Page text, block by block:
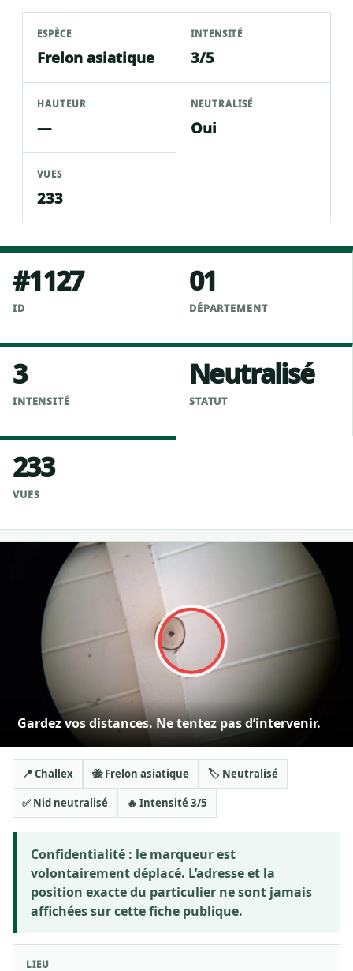
ESPÈCE
Frelon asiatique
INTENSITÉ
3/5
HAUTEUR
—
NEUTRALISÉ
Oui
VUES
233
#1127
ID
01
DÉPARTEMENT
3
INTENSITÉ
Neutralisé
STATUT
233
VUES
Gardez vos distances. Ne tentez pas d’intervenir.
📍 Challex 🐝 Frelon asiatique 🏷️ Neutralisé
✅ Nid neutralisé 🔥 Intensité 3/5
Confidentialité : le marqueur est
volontairement déplacé. L’adresse et la
position exacte du particulier ne sont jamais
affichées sur cette fiche publique.
LIEU